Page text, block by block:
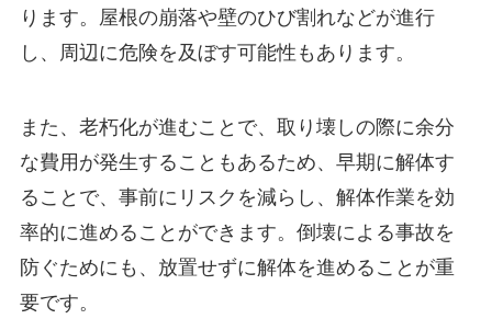
ります。屋根の崩落や壁のひび割れなどが進行
し、周辺に危険を及ぼす可能性もあります。
また、老朽化が進むことで、取り壊しの際に余分
な費用が発生することもあるため、早期に解体す
ることで、事前にリスクを減らし、解体作業を効
率的に進めることができます。倒壊による事故を
防ぐためにも、放置せずに解体を進めることが重
要です。